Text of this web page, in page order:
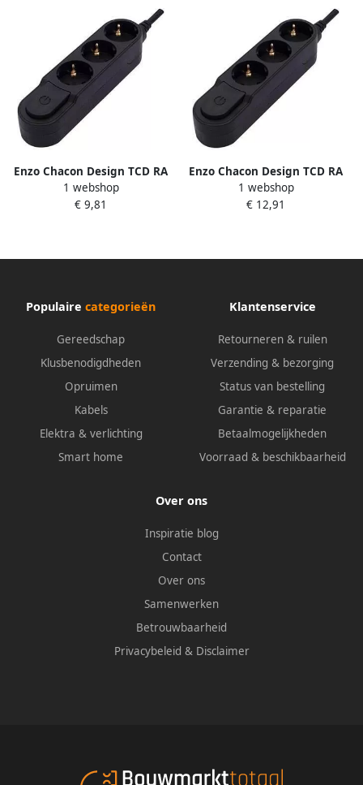
Enzo Chacon Design TCD RA
3V 1 5m 3x1 5qmm
schakelaar zwart 6872740
1 webshop
€ 9,81
Enzo Chacon Design TCD RA
3V 3m met schakelaar zwart
6872760
1 webshop
€ 12,91
Populaire categorieën
Gereedschap
Klusbenodigdheden
Opruimen
Kabels
Elektra & verlichting
Smart home
Klantenservice
Retourneren & ruilen
Verzending & bezorging
Status van bestelling
Garantie & reparatie
Betaalmogelijkheden
Voorraad & beschikbaarheid
Over ons
Inspiratie blog
Contact
Over ons
Samenwerken
Betrouwbaarheid
Privacybeleid & Disclaimer